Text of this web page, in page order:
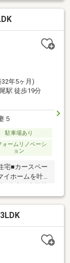
年5ヶ月)
駅 徒歩19分
５
駐車場あり
ォームリノベーシ
ョン
宅■カースペー
ホームを叶え
整った満足
全員不動産経
イトに掲載さ
ッフにお気軽
します！４）